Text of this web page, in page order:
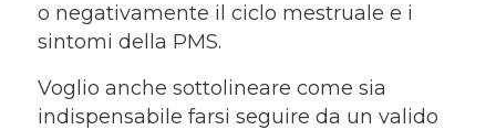
o negativamente il ciclo mestruale e i
sintomi della PMS.
Voglio anche sottolineare come sia
indispensabile farsi seguire da un valido